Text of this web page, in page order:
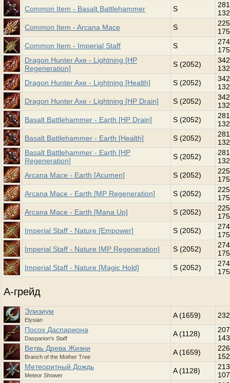
Common Item - Basalt Battlehammer
S
132
Common Item - Arcana Mace
S
175
Common Item - Imperial Staff
S
175
Dragon Hunter Axe - Lightning [HP
Regeneration]
S (2052)
132
Dragon Hunter Axe - Lightning [Health]
S (2052)
132
Dragon Hunter Axe - Lightning [HP Drain]
S (2052)
132
Basalt Battlehammer - Earth [HP Drain]
S (2052)
132
Basalt Battlehammer - Earth [Health]
S (2052)
132
Basalt Battlehammer - Earth [HP
Regeneration]
S (2052)
132
Arcana Mace - Earth [Acumen]
S (2052)
175
Arcana Mace - Earth [MP Regeneration]
S (2052)
175
Arcana Mace - Earth [Mana Up]
S (2052)
175
Imperial Staff - Nature [Empower]
S (2052)
175
Imperial Staff - Nature [MP Regeneration]
S (2052)
175
Imperial Staff - Nature [Magic Hold]
S (2052)
175
A-грейд
Элизиум
Elysian
A (1659)
Посох Даспариона
Dasparion's Staff
A (1128)
143
Ветвь Древа Жизни
Branch of the Mother Tree
A (1659)
152
Метеоритный Дождь
Meteor Shower
A (1128)
107